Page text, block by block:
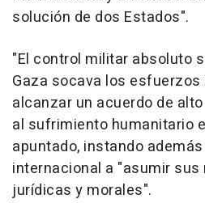
solución de dos Estados".
"El control militar absoluto
Gaza socava los
alcanzar un acuerdo de
al sufrimiento humanitario
apuntado, instando
internacional a "asumir
jurídicas y morales".